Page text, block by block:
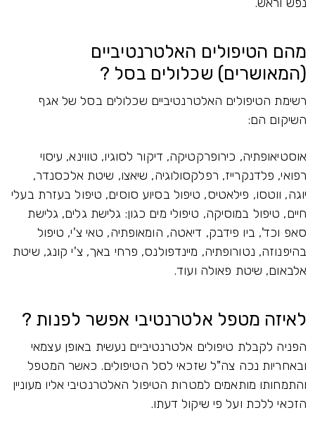
מהם הטיפולים האלטרנטיביים
(המאושרים) שכלולים בסל ?
רשימת הטיפולים האלטרנטיביים שכלולים בסל של אגף
השיקום הם:
אוסטיאופתיה, כירופרקטיקה, דיקור לסוגיו, טווינא, עיסוי
רפואי, פלדנקרייז, רפלקסולוגיה, שיאצו, שיטת אלכסנדר,
יוגה, ווטסו, פילאטיס, טיפול בסיוע סוסים, טיפול בעזרת בעלי
חיים, טיפול במוסיקה, טיפולי מים כגון: גלישת גלים, גלישת
סאפ וכד', ביו פידבק, דיאטה, הומאופתיה, טאי צ'י, טיפול
בהיפנוזה, נטורופתיה, מיינדפולנס, פרחי באך, צ'י קונג, שיטת
אלבאום, שיטת פאולה ועוד.
לאיזה מטפל אלטרנטיבי אפשר לפנות ?
הפניה לקבלת טיפולים אלטרנטיביים נעשית באופן עצמאי
ובאחריות נכה צה"ל שזכאי לסל הטיפולים. כאשר המטפל
והתמחותו מותאמים למטרות הטיפול האלטרנטיבי אליו מעוניין
הזכאי ללכת ועל פי שיקול דעתו.